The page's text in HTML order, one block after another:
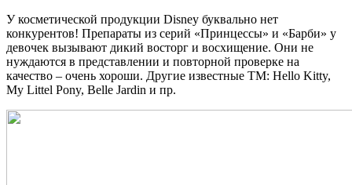
У косметической продукции Disney буквально нет
конкурентов! Препараты из серий «Принцессы» и «Барби» у
девочек вызывают дикий восторг и восхищение. Они не
нуждаются в представлении и повторной проверке на
качество – очень хороши. Другие известные ТМ: Hello Kitty,
My Littel Pony, Belle Jardin и пр.